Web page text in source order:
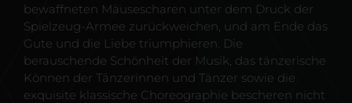
bewaffneten Mäusescharen unter dem Druck der
Spielzeug-Armee zurückweichen, und am Ende das
Gute und die Liebe triumphieren. Die
berauschende Schönheit der Musik, das tänzerische
Können der Tänzerinnen und Tänzer sowie die
exquisite klassische Choreographie bescheren nicht